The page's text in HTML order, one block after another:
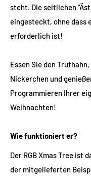
steht. Die seitlichen
eingesteckt, ohne dass
erforderlich ist!
Essen Sie den
Nickerchen und
Programmieren Ihrer
Weihnachten!
Wie funktioniert er?
Der RGB Xmas Tree ist
der mitgelieferten